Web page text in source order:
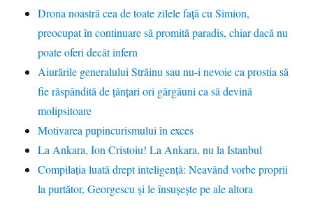
Drona noastră cea de toate zilele față cu Simion,
preocupat în continuare să promită paradis, chiar dacă nu
poate oferi decât infern
Aiurările generalului Străinu sau nu-i nevoie ca prostia să
fie răspândită de țânțari ori gărgăuni ca să devină
molipsitoare
Motivarea pupincurismului în exces
La Ankara, Ion Cristoiu! La Ankara, nu la Istanbul
Compilația luată drept inteligență: Neavând vorbe proprii
la purtător, Georgescu și le însușește pe ale altora